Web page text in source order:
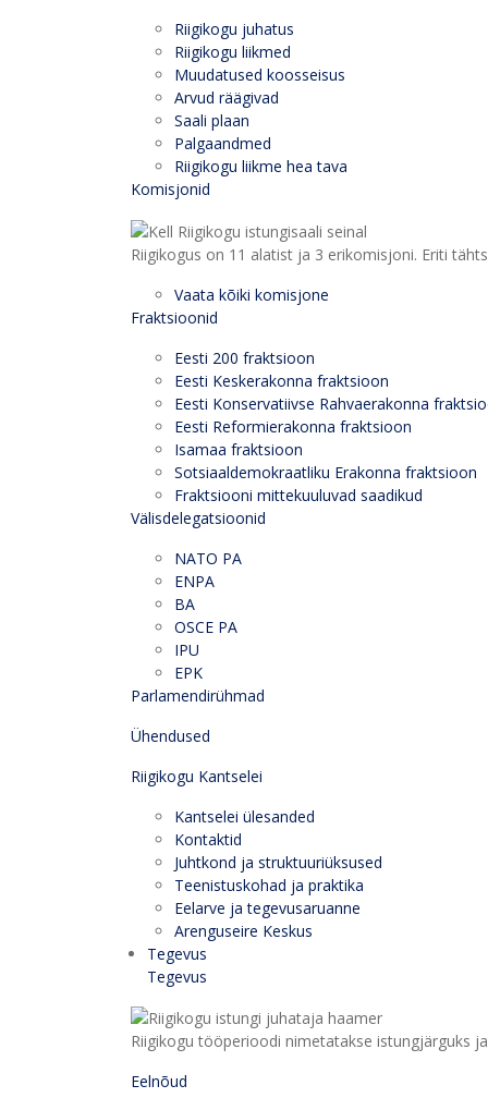
Riigikogu juhatus
Riigikogu liikmed
Muudatused koosseisus
Arvud räägivad
Saali plaan
Palgaandmed
Riigikogu liikme hea tava
Komisjonid
Riigikogus on 11 alatist ja 3 erikomisjoni. Eriti
Vaata kõiki komisjone
Fraktsioonid
Eesti 200 fraktsioon
Eesti Keskerakonna fraktsioon
Eesti Konservatiivse Rahvaerakonna
Eesti Reformierakonna fraktsioon
Isamaa fraktsioon
Sotsiaaldemokraatliku Erakonna fraktsioon
Fraktsiooni mittekuuluvad saadikud
Välisdelegatsioonid
NATO PA
ENPA
BA
OSCE PA
IPU
EPK
Parlamendirühmad
Ühendused
Riigikogu Kantselei
Kantselei ülesanded
Kontaktid
Juhtkond ja struktuuriüksused
Teenistuskohad ja praktika
Eelarve ja tegevusaruanne
Arenguseire Keskus
Tegevus
Tegevus
Riigikogu tööperioodi nimetatakse istungjärguks
Eelnõud